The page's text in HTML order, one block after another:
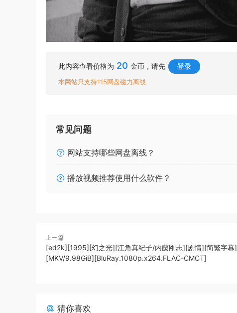
此内容查看价格为 20 金币，请先 登录
本网站只支持115网盘磁力离线
常见问题
网站支持哪些网盘离线？
播放视频推荐使用什么软件？
上一篇
[ed2k][1995][幻之光][江角真纪子/内藤刚志][剧情][简繁字幕]
[MKV/9.98GiB][BluRay.1080p.x264.FLAC-CMCT]
猜你喜欢